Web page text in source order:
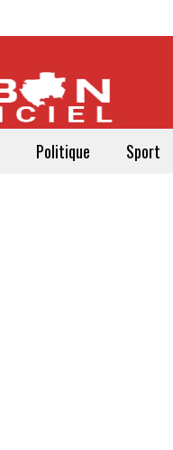
Politique Sport